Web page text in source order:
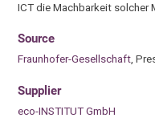
ICT die Machbarkeit solcher
Source
Fraunhofer-Gesellschaft,
Supplier
eco-INSTITUT GmbH